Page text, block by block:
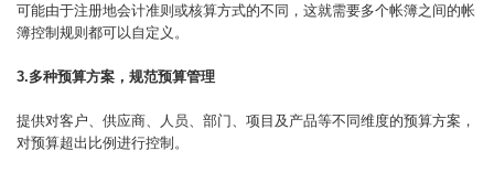
可能由于注册地会计准则或核算方式的不同，这就需要多个帐簿之间的帐
簿控制规则都可以自定义。
3.多种预算方案，规范预算管理
提供对客户、供应商、人员、部门、项目及产品等不同维度的预算方案，
对预算超出比例进行控制。